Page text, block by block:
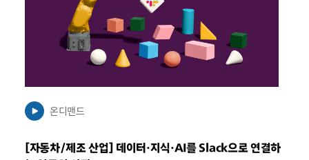
릴
수
있
온디맨드
[자동차/제조 산업] 데이터·지식·AI를 Slack으로 연결하